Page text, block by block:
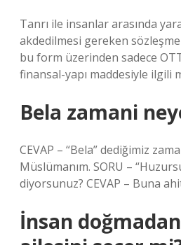
Tanrı ile insanlar arasında
akdedilmesi gereken
bu form üzerinden sadece
finansal-yapı maddesiyle ilgili
Bela zamani
CEVAP – “Bela” dediğimiz
Müslümanım. SORU –
diyorsunuz? CEVAP – Buna
İnsan